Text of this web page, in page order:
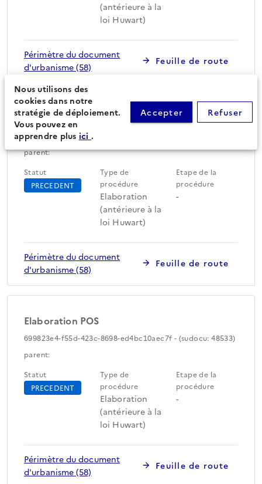
(antérieure à la
loi Huwart)
Périmètre du document
d'urbanisme (58)
Feuille de route
Elaboration POS
4d18035e-4032-45d5-9776-b68d214649fb - (sudocu: 48512)
parent:
Statut
PRECEDENT
Type de
procédure
Elaboration
(antérieure à la
loi Huwart)
Etape de la
procédure
-
Périmètre du document
d'urbanisme (58)
Feuille de route
Elaboration POS
699823e4-f55d-423c-8698-ed4bc10aec7f - (sudocu: 48533)
parent:
Statut
PRECEDENT
Type de
procédure
Elaboration
(antérieure à la
loi Huwart)
Etape de la
procédure
-
Périmètre du document
d'urbanisme (58)
Feuille de route
Nous utilisons des
cookies dans notre
stratégie de déploiement.
Vous pouvez en
apprendre plus ici .
Accepter Refuser